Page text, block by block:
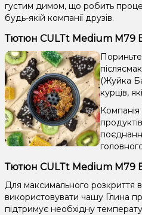
густим димом, що робить
будь-якій компанії друзів.
Тютюн CULTt Medium M79
(Жуйка
курців,
Тютюн CULTt Medium M79
Для максимального розкриття
використовувати чашу Глина
підтримує необхідну